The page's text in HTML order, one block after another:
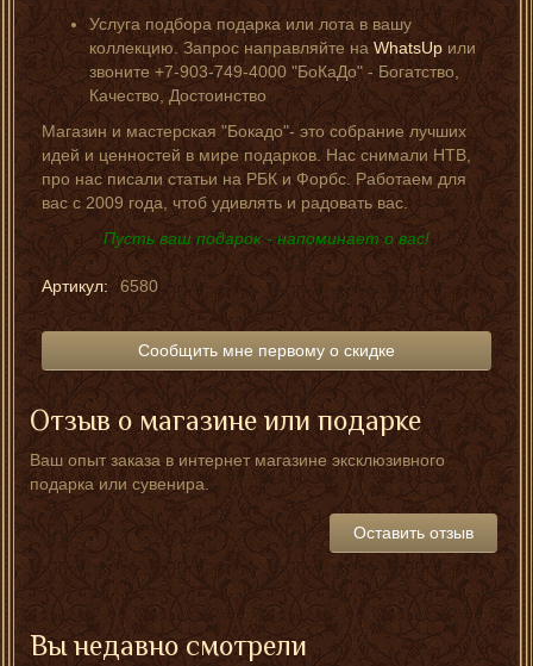
Услуга подбора подарка или лота в вашу
коллекцию. Запрос направляйте наWhatsUpили
звоните +7-903-749-4000 "БоКаДо" - Богатство,
Качество, Достоинство
Магазин и мастерская "Бокадо"- это собрание лучших
идей и ценностей в мире подарков. Нас снимали НТВ,
про нас писали статьи на РБК и Форбс. Работаем для
вас с 2009 года, чтоб удивлять и радовать вас.
Пусть ваш подарок - напоминает о вас!
Артикул: 6580
Сообщить мне первому о скидке
Отзыв о магазине или подарке
Ваш опыт заказа в интернет магазине эксклюзивного
подарка или сувенира.
Оставить отзыв
Вы недавно смотрели